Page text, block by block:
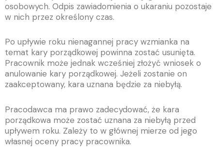
osobowych. Odpis zawiadomienia o ukaraniu pozostaje
w nich przez określony czas.
Po upływie roku nienagannej pracy wzmianka na
temat kary porządkowej powinna zostać usunięta.
Pracownik może jednak wcześniej złożyć wniosek o
anulowanie kary porządkowej. Jeżeli zostanie on
zaakceptowany, kara uznana będzie za niebyłą.
Pracodawca ma prawo zadecydować, że kara
porządkowa może zostać uznana za niebyłą przed
upływem roku. Zależy to w głównej mierze od jego
własnej oceny pracy pracownika.